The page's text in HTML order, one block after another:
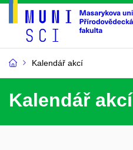
Kalendář akcí
Kalendář akcí